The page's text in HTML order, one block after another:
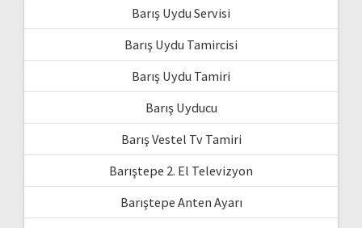
Barış Uydu Servisi
Barış Uydu Tamircisi
Barış Uydu Tamiri
Barış Uyducu
Barış Vestel Tv Tamiri
Barıştepe 2. El Televizyon
Barıştepe Anten Ayarı